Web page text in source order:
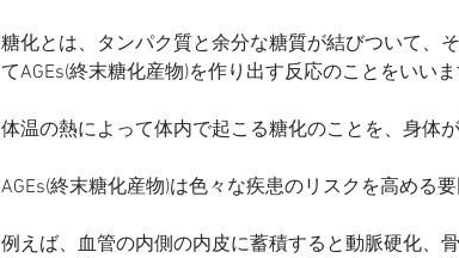
糖化とは、タンパク質と余分な糖質が結びついて、
てAGEs(終末糖化産物)を作り出す反応のことをいいま
体温の熱によって体内で起こる糖化のことを、身体
AGEs(終末糖化産物)は色々な疾患のリスクを高める要
例えば、血管の内側の内皮に蓄積すると動脈硬化、